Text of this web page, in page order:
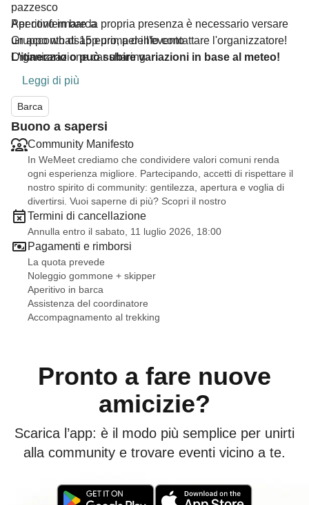
pazzesco
Aperitivo in barca
Gruppo whatsapp prima dell'evento
Organizzazione car sharing
Per confermare la propria presenza è necessario versare
un acconto di 15 euro, per info contattare l'organizzatore!
L'itinerario o può subire variazioni in base al meteo!
Leggi di più
Barca
Buono a sapersi
Community Manifesto
In WeMeet crediamo che condividere valori comuni renda
ogni esperienza migliore. Partecipando, accetti di rispettare il
nostro spirito di community: gentilezza, apertura e voglia di
divertirsi. Vuoi saperne di più? Scopri il nostro
Termini di cancellazione
Annulla entro il sabato, 11 luglio 2026, 18:00
Pagamenti e rimborsi
La quota prevede
Noleggio gommone + skipper
Aperitivo in barca
Assistenza del coordinatore
Accompagnamento al trekking
Pronto a fare nuove
amicizie?
Scarica l’app: è il modo più semplice per unirti
alla community e trovare eventi vicino a te.